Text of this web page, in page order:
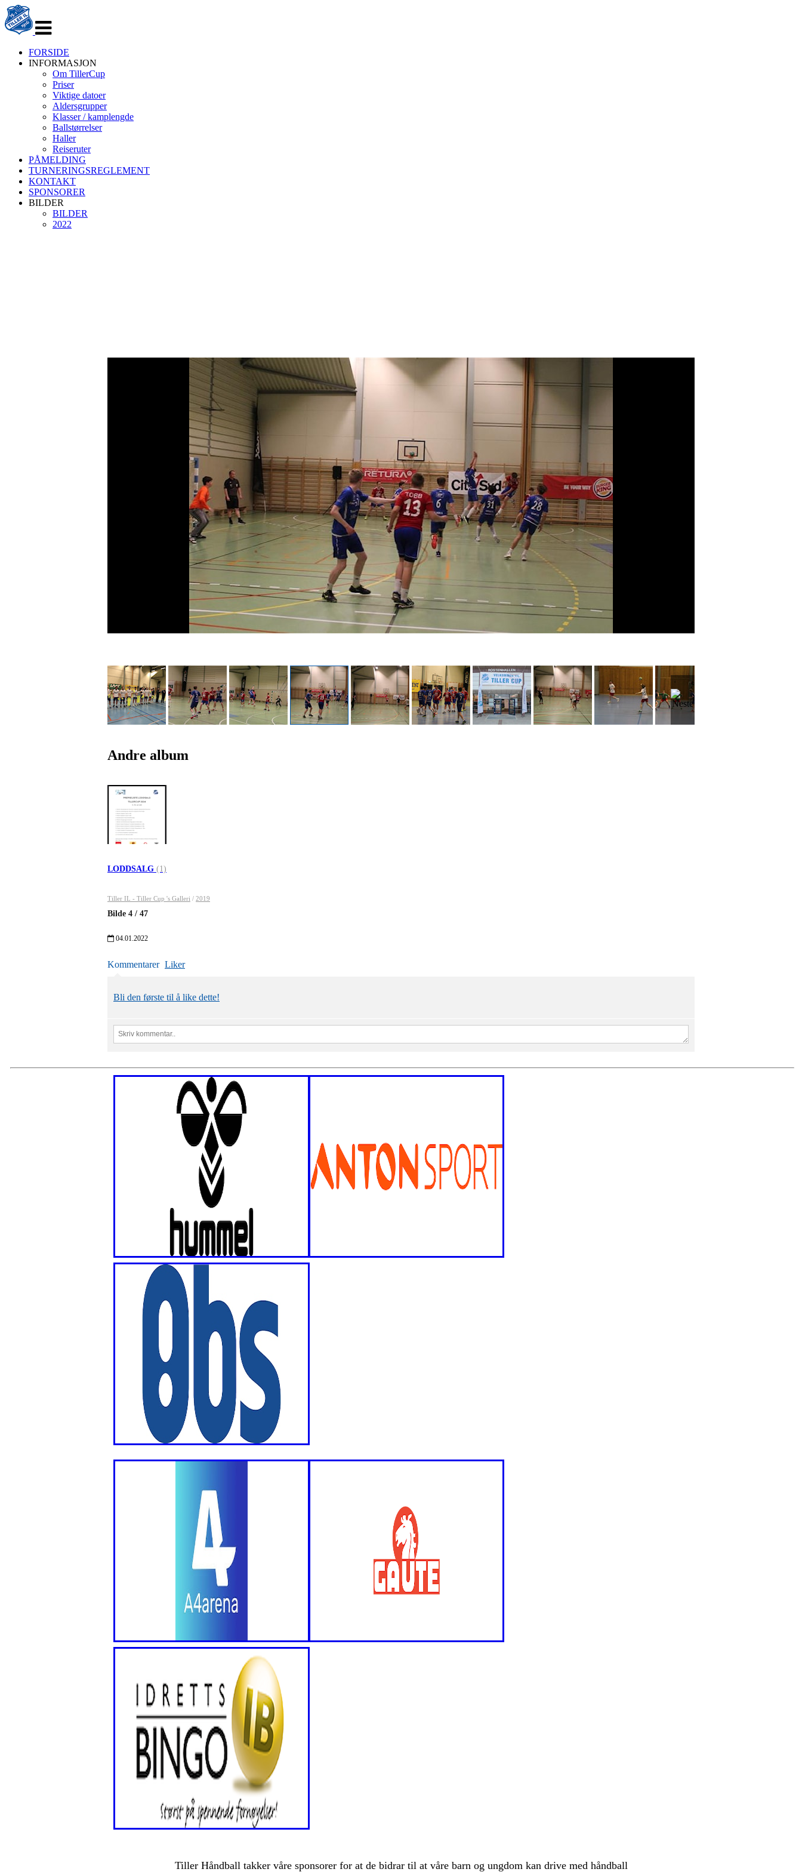
navigasjon
FORSIDE
INFORMASJON
Om TillerCup
Priser
Viktige datoer
Aldersgrupper
Klasser / kamplengde
Ballstørrelser
Haller
Reiseruter
PÅMELDING
TURNERINGSREGLEMENT
KONTAKT
SPONSORER
BILDER
BILDER
2022
Andre album
LODDSALG (1)
Tiller IL - Tiller Cup 's Galleri / 2019
Bilde 4 / 47
04.01.2022
Kommentarer Liker
Bli den første til å like dette!
Tiller Håndball takker våre sponsorer for at de bidrar til at våre barn og ungdom kan drive med håndball